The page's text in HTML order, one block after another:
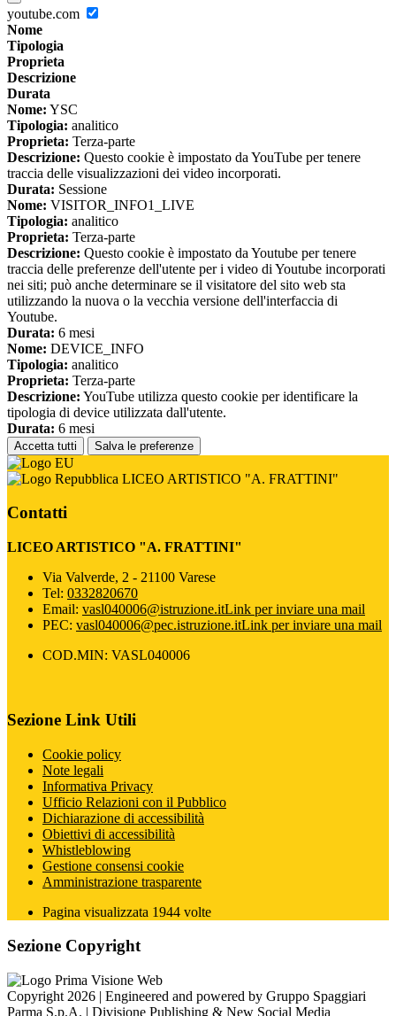
youtube.com
Nome
Tipologia
Proprieta
Descrizione
Durata
Nome: YSC
Tipologia: analitico
Proprieta: Terza-parte
Descrizione: Questo cookie è impostato da YouTube per tenere
traccia delle visualizzazioni dei video incorporati.
Durata: Sessione
Nome: VISITOR_INFO1_LIVE
Tipologia: analitico
Proprieta: Terza-parte
Descrizione: Questo cookie è impostato da Youtube per tenere
traccia delle preferenze dell'utente per i video di Youtube incorporati
nei siti; può anche determinare se il visitatore del sito web sta
utilizzando la nuova o la vecchia versione dell'interfaccia di
Youtube.
Durata: 6 mesi
Nome: DEVICE_INFO
Tipologia: analitico
Proprieta: Terza-parte
Descrizione: YouTube utilizza questo cookie per identificare la
tipologia di device utilizzata dall'utente.
Durata: 6 mesi
Accetta tutti Salva le preferenze
LICEO ARTISTICO "A. FRATTINI"
Contatti
LICEO ARTISTICO "A. FRATTINI"
Via Valverde, 2 - 21100 Varese
Tel: 0332820670
Email: vasl040006@istruzione.itLink per inviare una mail
PEC: vasl040006@pec.istruzione.itLink per inviare una mail
COD.MIN: VASL040006
Sezione Link Utili
Cookie policy
Note legali
Informativa Privacy
Ufficio Relazioni con il Pubblico
Dichiarazione di accessibilità
Obiettivi di accessibilità
Whistleblowing
Gestione consensi cookie
Amministrazione trasparente
Pagina visualizzata 1944 volte
Sezione Copyright
Copyright 2026 | Engineered and powered by Gruppo Spaggiari
Parma S.p.A. | Divisione Publishing & New Social Media